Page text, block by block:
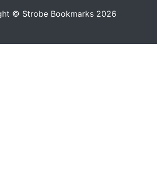
© Strobe Bookmarks 2026